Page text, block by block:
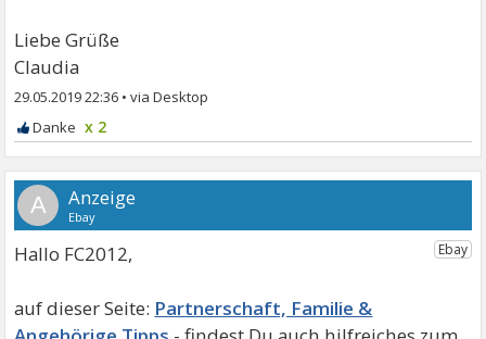
Liebe Grüße
Claudia
29.05.2019 22:36 •
x 2
A
Hallo FC2012,
Partnerschaft, Familie &